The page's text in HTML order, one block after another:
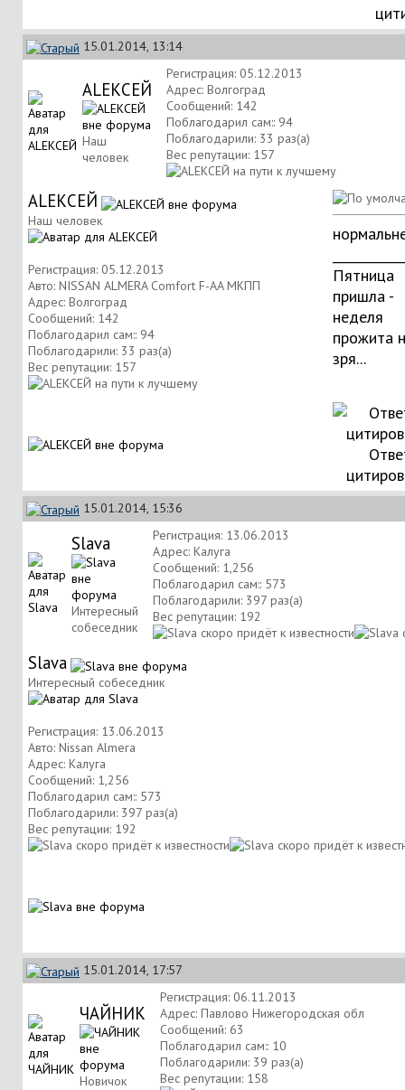
15.01.2014, 13:14
АLЕКСЕЙ
Наш
человек
Регистрация: 05.12.2013
Адрес: Волгоград
Сообщений: 142
Поблагодарил сам:: 94
Поблагодарили: 33 раз(а)
Вес репутации: 157
АLЕКСЕЙ
Наш человек
Регистрация: 05.12.2013
Авто: NISSAN ALMERA Comfort F-AA МКПП
Адрес: Волгоград
Сообщений: 142
Поблагодарил сам:: 94
Поблагодарили: 33 раз(а)
Вес репутации: 157
Пятница
пришла -
неделя
прожита
зря...
15.01.2014, 15:36
Slava
Интересный
собеседник
Регистрация: 13.06.2013
Адрес: Калуга
Сообщений: 1,256
Поблагодарил сам:: 573
Поблагодарили: 397 раз(а)
Вес репутации: 192
Slava
Интересный собеседник
Регистрация: 13.06.2013
Авто: Nissan Almera
Адрес: Калуга
Сообщений: 1,256
Поблагодарил сам:: 573
Поблагодарили: 397 раз(а)
Вес репутации: 192
15.01.2014, 17:57
ЧАЙНИК
Новичок
Регистрация: 06.11.2013
Адрес: Павлово Нижегородская обл
Сообщений: 63
Поблагодарил сам:: 10
Поблагодарили: 39 раз(а)
Вес репутации: 158